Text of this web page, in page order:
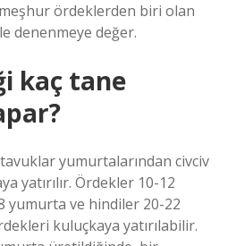
ördeklerden biri olan
denenmeye değer.
kaç tane
yumurtalarından civciv
yatırılır. Ördekler 10-12
yumurta ve hindiler 20-22
kuluçkaya yatırılabilir.